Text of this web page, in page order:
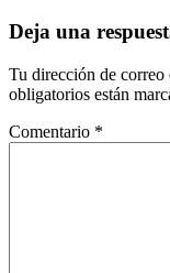
Deja una
Tu dirección de correo
obligatorios están
Comentario *